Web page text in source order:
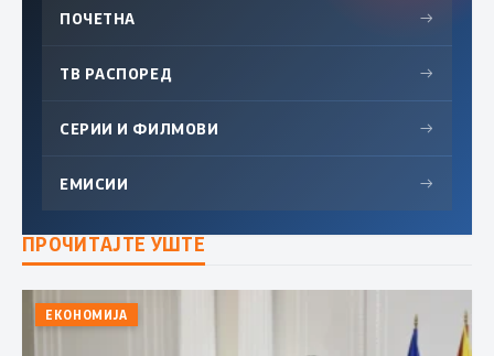
ПОЧЕТНА →
ТВ РАСПОРЕД →
СЕРИИ И ФИЛМОВИ →
ЕМИСИИ →
ПРОЧИТАЈТЕ УШТЕ
ЕКОНОМИЈА